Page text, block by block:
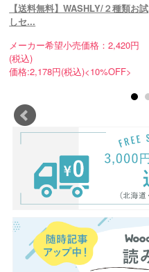
【送料無料】WASHLY/２種類お試
しセ...
メーカー希望小売価格：2,420円
(税込)
価格:2,178円(税込)<10%OFF>